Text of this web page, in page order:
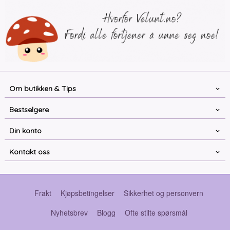
Om butikken & Tips
Bestselgere
Din konto
Kontakt oss
Frakt Kjøpsbetingelser
Sikkerhet og personvern
Nyhetsbrev
Blogg Ofte stilte spørsmål